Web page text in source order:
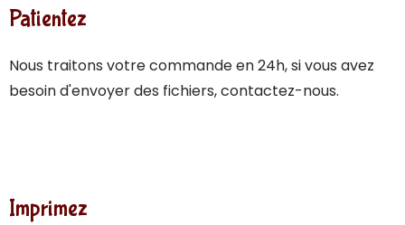
Patientez
Nous traitons votre commande en 24h, si vous avez
besoin d'envoyer des fichiers, contactez-nous.
Imprimez